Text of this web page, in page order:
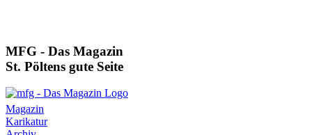
MFG - Das Magazin
St. Pöltens gute Seite
Magazin
Karikatur